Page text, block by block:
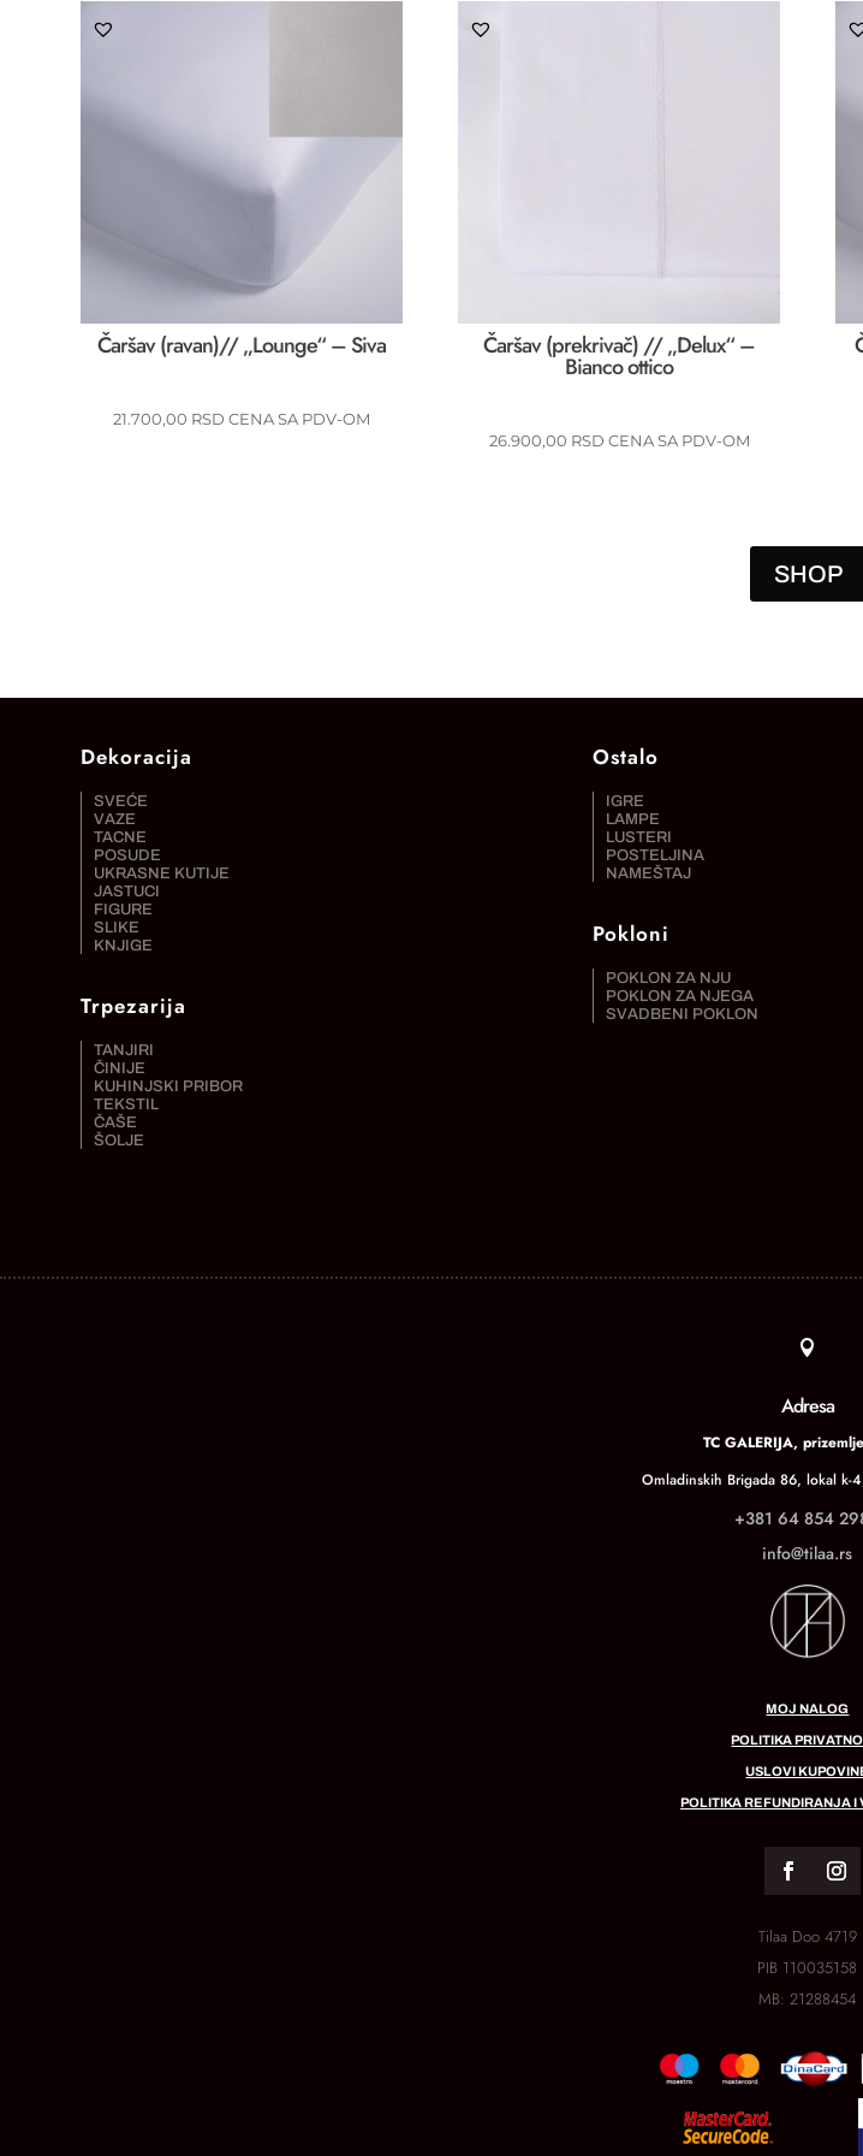
Čaršav (ravan)// „Lounge“ – Siva
21.700,00 RSD CENA SA PDV-OM
Čaršav (prekrivač) // „Delux“ –
Bianco ottico
26.900,00 RSD CENA SA PDV-OM
SHOP
Dekoracija
SVEĆE
VAZE
TACNE
POSUDE
UKRASNE KUTIJE
JASTUCI
FIGURE
SLIKE
KNJIGE
Trpezarija
TANJIRI
ČINIJE
KUHINJSKI PRIBOR
TEKSTIL
ČAŠE
ŠOLJE
Ostalo
IGRE
LAMPE
LUSTERI
POSTELJINA
NAMEŠTAJ
Pokloni
POKLON ZA NJU
POKLON ZA NJEGA
SVADBENI POKLON

Adresa
TC GALERIJA,
Omladinskih Brigada 86, lokal k-
+381 64 854
info@tilaa.rs
MOJ NALOG
POLITIKA
USLOVI
POLITIKA REFUNDIRANJA I
Tilaa Doo 4719
PIB 110035158
MB:21288454